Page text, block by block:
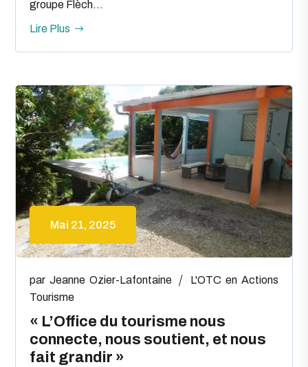
groupe Flèch...
Lire Plus
Mai 21, 2025
« L’Office du tourisme nous
connecte, nous soutient, et nous
fait grandir »
parJeanne Ozier-Lafontaine
L'OTC en Actions
Tourisme